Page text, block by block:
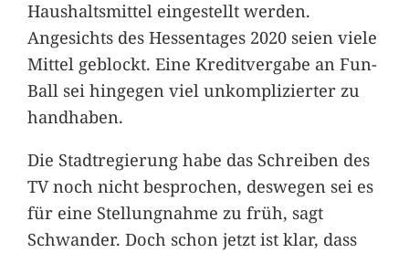
Haushaltsmittel eingestellt werden.
Angesichts des Hessentages 2020 seien viele
Mittel geblockt. Eine Kreditvergabe an Fun-
Ball sei hingegen viel unkomplizierter zu
handhaben.
Die Stadtregierung habe das Schreiben des
TV noch nicht besprochen, deswegen sei es
für eine Stellungnahme zu früh, sagt
Schwander. Doch schon jetzt ist klar, dass